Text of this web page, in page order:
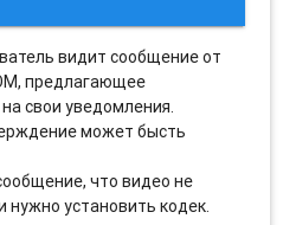
видит сообщение от
предлагающее
свои уведомления.
может бысть
что видео не
установить кодек.